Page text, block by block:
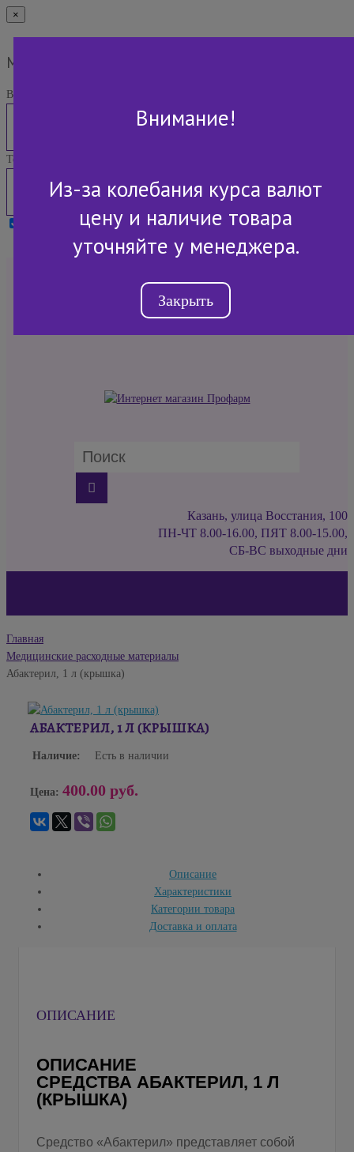
×
Мы Вам перезвоним
Ваше имя:
Телефон:
Я принимаю условия Политики конфиденциальности
+7 (843) 2-507-607
Казань, улица Восстания, 100
ПН-ЧТ 8.00-16.00, ПЯТ 8.00-15.00,
СБ-ВС выходные дни
Главная
Медицинские расходные материалы
Абактерил, 1 л (крышка)
АБАКТЕРИЛ, 1 Л (КРЫШКА)
Наличие: Есть в наличии
Цена: 400.00 руб.
Описание
Характеристики
Категории товара
Доставка и оплата
ОПИСАНИЕ
ОПИСАНИЕ
СРЕДСТВА АБАКТЕРИЛ, 1 Л
(КРЫШКА)
Средство «Абактерил» представляет собой
Внимание!
Из-за колебания курса валют
цену и наличие товара
уточняйте у менеджера.
Закрыть